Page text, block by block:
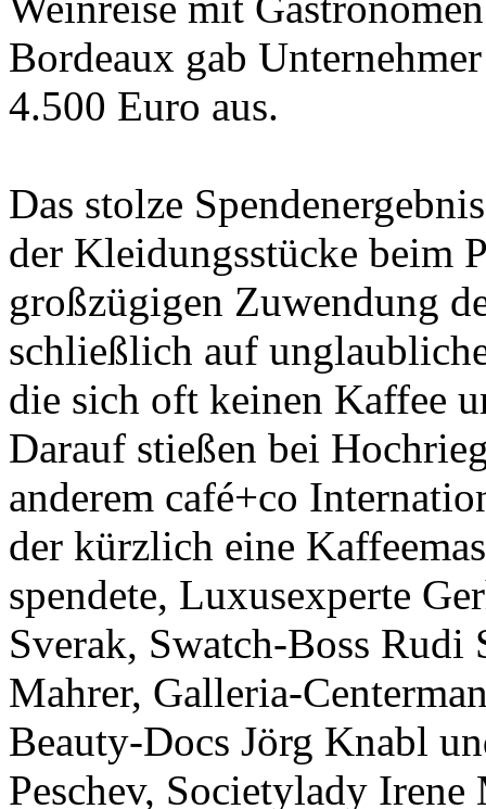
Bordeaux gab
4.500 Euro aus.
Das stolze
der Kleidungsstücke beim
großzügigen Zuwendung
schließlich auf
die sich oft keinen Kaffee
Darauf stießen bei
anderem café+co
der kürzlich eine
spendete, Luxusexperte
Sverak, Swatch-Boss
Mahrer, Galleria-
Beauty-Docs Jörg Knabl
Peschev, Societylady Irene